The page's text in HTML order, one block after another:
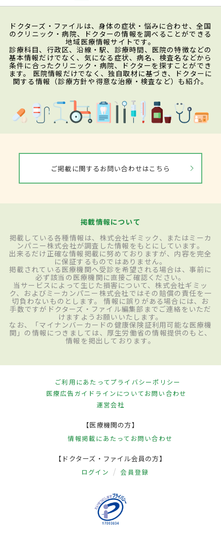
ドクターズ・ファイルは、身体の症状・悩みに合わせ、全国
のクリニック・病院、ドクターの情報を調べることができる
地域医療情報サイトです。
診療科目、行政区、沿線・駅、診療時間、医院の特徴などの
基本情報だけでなく、気になる症状、病名、検査名などから
条件に合ったクリニック・病院、ドクターを探すことができ
ます。 医院情報だけでなく、独自取材に基づき、ドクターに
関する情報（診療方針や得意な治療・検査など）も紹介。
ご掲載に関するお問い合わせはこちら
掲載情報について
掲載している各種情報は、株式会社ギミック、またはミーカ
ンパニー株式会社が調査した情報をもとにしています。
出来るだけ正確な情報掲載に努めておりますが、内容を完全
に保証するものではありません。
掲載されている医療機関へ受診を希望される場合は、事前に
必ず該当の医療機関に直接ご確認ください。
当サービスによって生じた損害について、株式会社ギミッ
ク、およびミーカンパニー株式会社ではその賠償の責任を一
切負わないものとします。 情報に誤りがある場合には、お
手数ですがドクターズ・ファイル編集部までご連絡をいただ
けますようお願いいたします。
なお、「マイナンバーカードの健康保険証利用可能な医療機
関」の情報につきましては、厚生労働省の情報提供のもと、
情報を掲出しております。
ご利用にあたってプライバシーポリシー
医療広告ガイドラインについてお問い合わせ
運営会社
【医療機関の方】
情報掲載にあたって お問い合わせ
【ドクターズ・ファイル会員の方】
ログイン 会員登録